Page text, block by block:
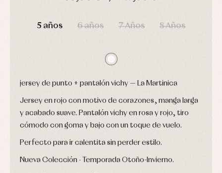
5 años 6 años 7 Años 8 Años
jersey de punto + pantalón vichy — La Martinica
Jersey en rojo con motivo de corazones, manga larga
y acabado suave. Pantalón vichy en rosa y rojo, tiro
cómodo con goma y bajo con un toque de vuelo.
Perfecto para ir calentita sin perder estilo.
Nueva Colección · Temporada Otoño-Invierno.
abrigo
Vestidos